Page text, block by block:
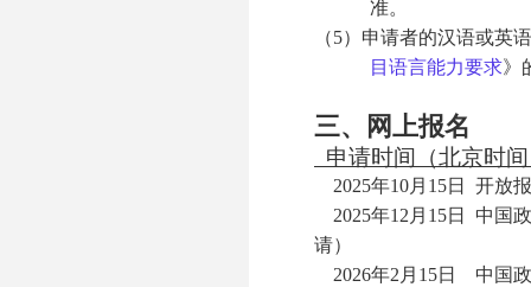
准。
（5）申请者的汉语或英
目语言能力要求》
三、网上报名
申请时间（北京时
2025年10月 15日
开放
2025年12月 15日 中国
请）
2026年2月 15日 中国